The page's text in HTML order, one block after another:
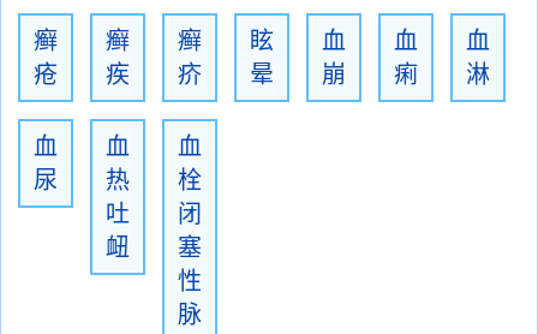
癣
疮
癣
疾
癣
疥
眩
晕
血
崩
血
痢
血
淋
血
尿
血
热
吐
衄
血
栓
闭
塞
性
脉